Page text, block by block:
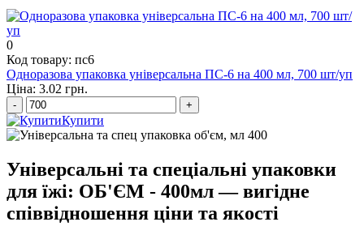
0
Код товару: пс6
Одноразова упаковка універсальна ПС-6 на 400 мл, 700 шт/уп
Ціна: 3.02 грн.
- +
Купити
Універсальні та спеціальні упаковки
для їжі: ОБ'ЄМ - 400мл — вигідне
співвідношення ціни та якості